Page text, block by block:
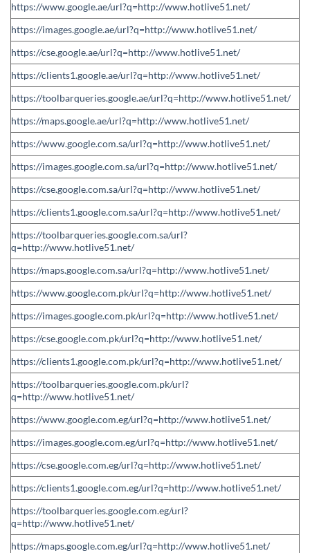
https://www.google.ae/url?q=http://www.hotlive51.net/
https://images.google.ae/url?q=http://www.hotlive51.net/
https://cse.google.ae/url?q=http://www.hotlive51.net/
https://clients1.google.ae/url?q=http://www.hotlive51.net/
https://toolbarqueries.google.ae/url?q=http://www.hotlive51.net/
https://maps.google.ae/url?q=http://www.hotlive51.net/
https://www.google.com.sa/url?q=http://www.hotlive51.net/
https://images.google.com.sa/url?q=http://www.hotlive51.net/
https://cse.google.com.sa/url?q=http://www.hotlive51.net/
https://clients1.google.com.sa/url?q=http://www.hotlive51.net/
https://toolbarqueries.google.com.sa/url?
q=http://www.hotlive51.net/
https://maps.google.com.sa/url?q=http://www.hotlive51.net/
https://www.google.com.pk/url?q=http://www.hotlive51.net/
https://images.google.com.pk/url?q=http://www.hotlive51.net/
https://cse.google.com.pk/url?q=http://www.hotlive51.net/
https://clients1.google.com.pk/url?q=http://www.hotlive51.net/
https://toolbarqueries.google.com.pk/url?
q=http://www.hotlive51.net/
https://www.google.com.eg/url?q=http://www.hotlive51.net/
https://images.google.com.eg/url?q=http://www.hotlive51.net/
https://cse.google.com.eg/url?q=http://www.hotlive51.net/
https://clients1.google.com.eg/url?q=http://www.hotlive51.net/
https://toolbarqueries.google.com.eg/url?
q=http://www.hotlive51.net/
https://maps.google.com.eg/url?q=http://www.hotlive51.net/